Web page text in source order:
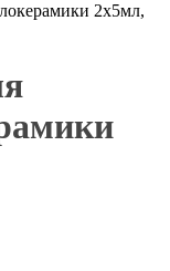
2х5мл,